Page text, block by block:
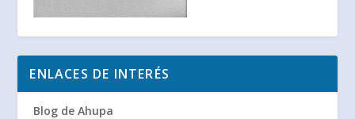
ENLACES DE INTERÉS
Blog de Ahupa